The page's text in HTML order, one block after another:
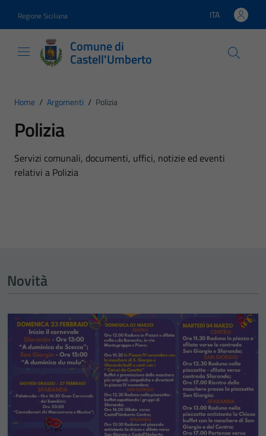
Regione Siciliana Lingua attiva:
ITA
Comune di
Castell'Umberto
Home / Argomenti / Polizia
Polizia
Dettagli dell'argomento
Servizi comunali, documenti, uffici, notizie ed eventi
relativi a Polizia
Novità